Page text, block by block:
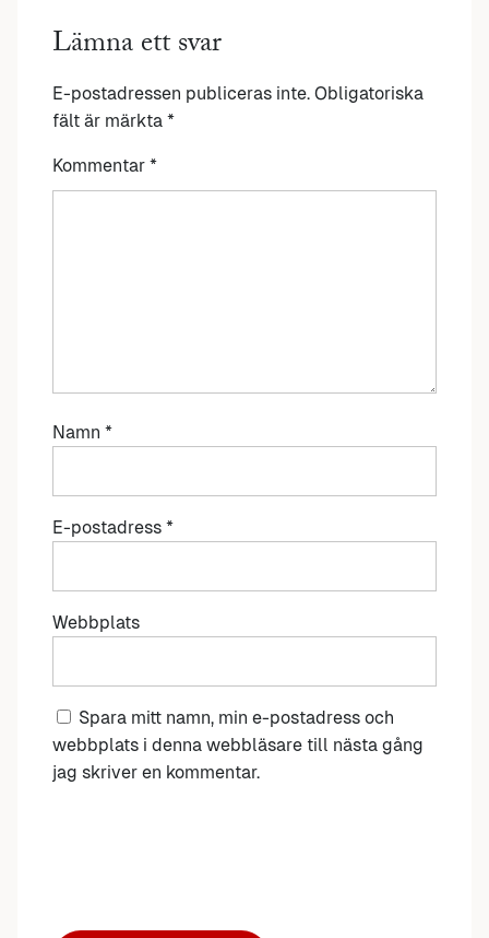
Lämna ett svar
E-postadressen publiceras inte. Obligatoriska
fält är märkta *
Kommentar *
Namn *
E-postadress *
Webbplats
Spara mitt namn, min e-postadress och
webbplats i denna webbläsare till nästa gång
jag skriver en kommentar.